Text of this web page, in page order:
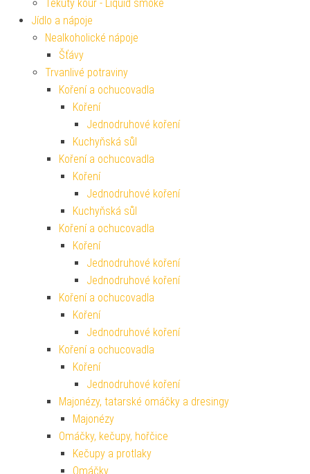
Tekutý kouř - Liquid smoke
Jídlo a nápoje
Nealkoholické nápoje
Šťávy
Trvanlivé potraviny
Koření a ochucovadla
Koření
Jednodruhové koření
Kuchyňská sůl
Koření a ochucovadla
Koření
Jednodruhové koření
Kuchyňská sůl
Koření a ochucovadla
Koření
Jednodruhové koření
Jednodruhové koření
Koření a ochucovadla
Koření
Jednodruhové koření
Koření a ochucovadla
Koření
Jednodruhové koření
Majonézy, tatarské omáčky a dresingy
Majonézy
Omáčky, kečupy, hořčice
Kečupy a protlaky
Omáčky